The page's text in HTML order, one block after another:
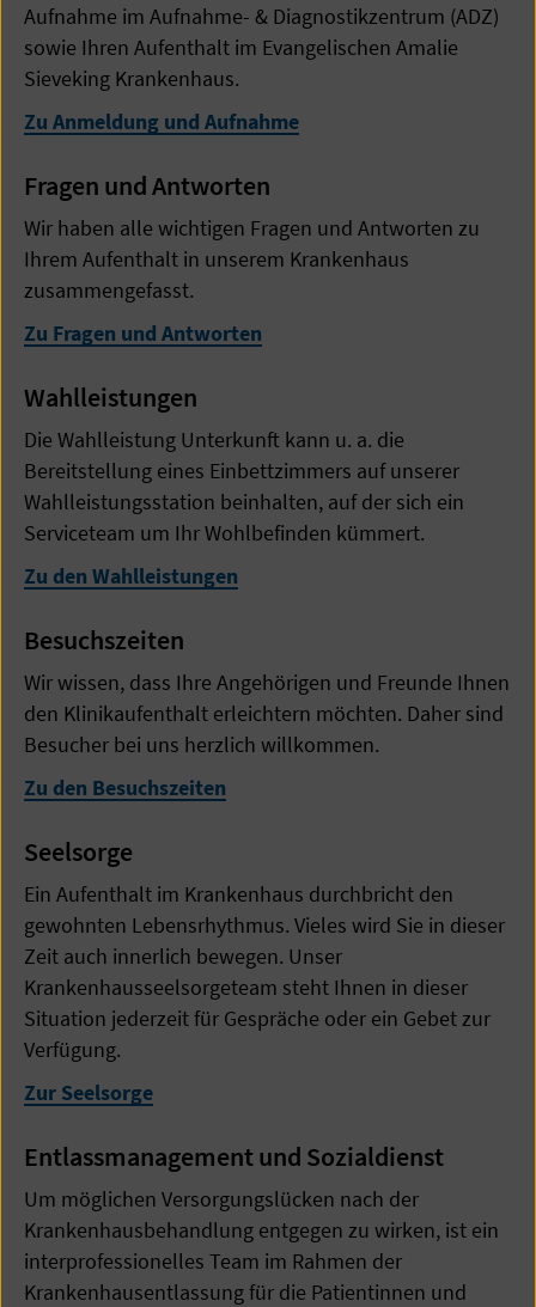
Aufnahme im Aufnahme- & Diagnostikzentrum (ADZ)
sowie Ihren Aufenthalt im Evangelischen Amalie
Sieveking Krankenhaus.
Zu Anmeldung und Aufnahme
Fragen und Antworten
Wir haben alle wichtigen Fragen und Antworten zu
Ihrem Aufenthalt in unserem Krankenhaus
zusammengefasst.
Zu Fragen und Antworten
Wahlleistungen
Die Wahlleistung Unterkunft kann u. a. die
Bereitstellung eines Einbettzimmers auf unserer
Wahlleistungsstation beinhalten, auf der sich ein
Serviceteam um Ihr Wohlbefinden kümmert.
Zu den Wahlleistungen
Besuchszeiten
Wir wissen, dass Ihre Angehörigen und Freunde Ihnen
den Klinikaufenthalt erleichtern möchten. Daher sind
Besucher bei uns herzlich willkommen.
Zu den Besuchszeiten
Seelsorge
Ein Aufenthalt im Krankenhaus durchbricht den
gewohnten Lebensrhythmus. Vieles wird Sie in dieser
Zeit auch innerlich bewegen. Unser
Krankenhausseelsorgeteam steht Ihnen in dieser
Situation jederzeit für Gespräche oder ein Gebet zur
Verfügung.
Zur Seelsorge
Entlassmanagement und Sozialdienst
Um möglichen Versorgungslücken nach der
Krankenhausbehandlung entgegen zu wirken, ist ein
interprofessionelles Team im Rahmen der
Krankenhausentlassung für die Patientinnen und